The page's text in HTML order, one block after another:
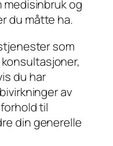
medisinbruk og
du måtte ha.
som
du har
av
til
din generelle